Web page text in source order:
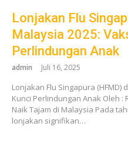
Lonjakan Flu
Malaysia 2025:
Perlindungan Anak
admin Juli 16, 2025
Lonjakan Flu Singapura (HFMD)
Kunci Perlindungan Anak Oleh :
Naik Tajam di Malaysia Pada
lonjakan signifikan…